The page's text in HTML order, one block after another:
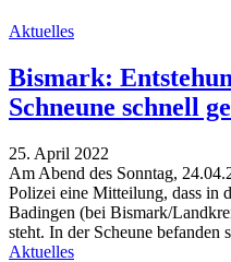
Aktuelles
Bismark:
Schneune schnell
25. April 2022
Am Abend des Sonntag,
Polizei eine Mitteilung, dass in
Badingen (bei Bismark/
steht. In der Scheune
Aktuelles